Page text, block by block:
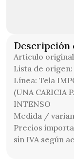
Descripción
Artículo
Lista de
Línea: Tela
(UNA CARICIA
INTENSO
Medida /
Precios
sin IVA según